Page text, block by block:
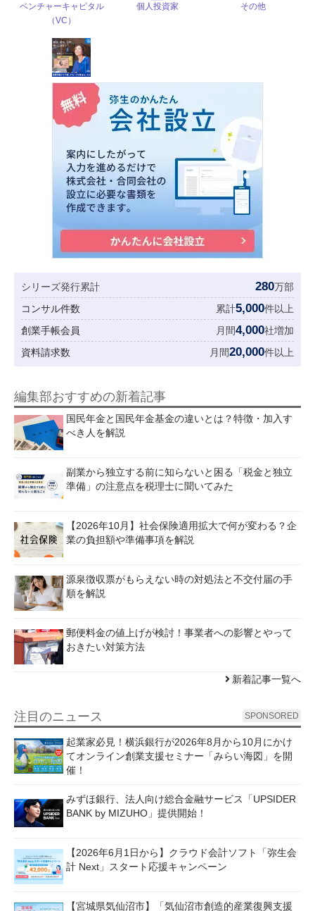
ベンチャーキャピタル
（VC）
個人投資家 その他
シリーズ発行累計 280万部
コンサル件数
累計5,000件以上
創業手帳会員
月間4,000社増加
資料請求数
月間20,000件以上
編集部おすすめの新着記事
国民年金と国民年金基金の違いとは？特徴・加入す
べき人を解説
副業から独立する前に知らないと困る「税金と独立
準備」の注意点を税理士に聞いてみた
【2026年10月】社会保険適用拡大で何が変わる？企
業の負担額や準備事項を解説
源泉徴収票がもらえない時の対処法と不交付届の手
順を解説
郵便料金の値上げが検討！事業者への影響とやって
おきたい対策方法
新着記事一覧へ
注目のニュース SPONSORED
起業家必見！横浜銀行が2026年8月から10月にかけ
てオンライン創業支援セミナー「みらい海図」を開
催！
みずほ銀行、法人向け総合金融サービス「UPSIDER
BANK by MIZUHO」提供開始！
【2026年6月1日から】クラウド会計ソフト「弥生会
計 Next」スタート応援キャンペーン
【宮城県気仙沼市】「気仙沼市創造的産業復興支援